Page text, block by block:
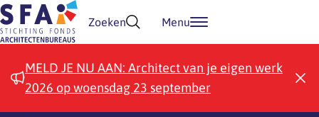
Doorgaan naar inhoud
Zoeken Menu
MELD JE NU AAN: Architect van je eigen werk
2026 op woensdag 23 september